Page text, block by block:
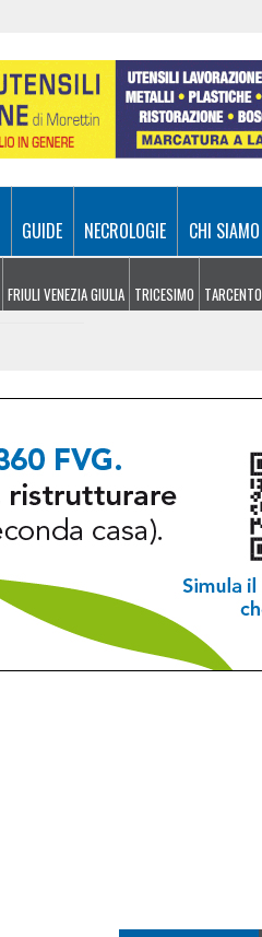
GUIDE NECROLOGIE CHI SIAMO
FRIULI VENEZIA GIULIA TRICESIMO TARCENTO